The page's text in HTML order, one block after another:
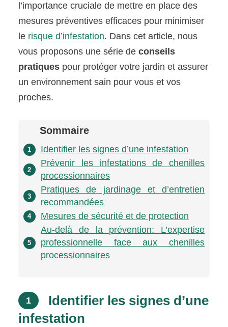
l’importance cruciale de mettre en place des
mesures préventives efficaces pour minimiser
le risque d’infestation. Dans cet article, nous
vous proposons une série de conseils
pratiquespour protéger votre jardin et assurer
un environnement sain pour vous et vos
proches.
Sommaire
1 Identifier les signes d’une infestation
2
Prévenir les infestations de chenilles
processionnaires
3
Pratiques de jardinage et d’entretien
recommandées
4 Mesures de sécurité et de protection
5
Au-delà de la prévention: L’expertise
professionnelle face aux chenilles
processionnaires
1
Identifier les signes d’une
infestation